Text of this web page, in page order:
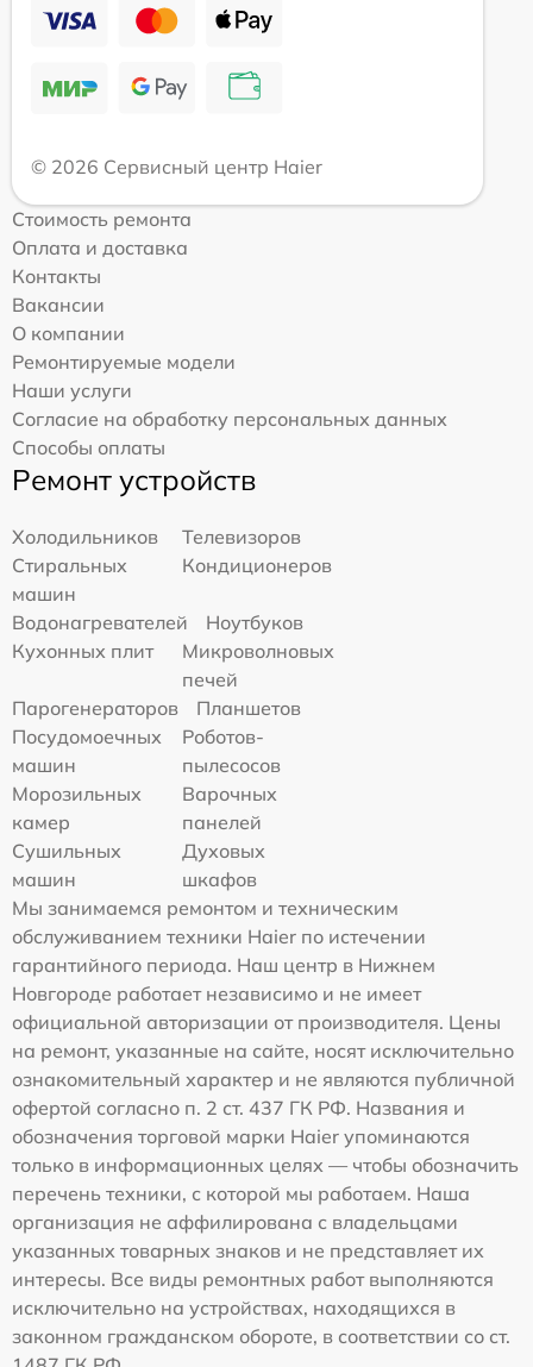
© 2026 Сервисный центр Haier
Стоимость ремонта
Оплата и доставка
Контакты
Вакансии
О компании
Ремонтируемые модели
Наши услуги
Согласие на обработку персональных данных
Способы оплаты
Ремонт устройств
Холодильников
Телевизоров
Стиральных
машин
Кондиционеров
Водонагревателей
Ноутбуков
Кухонных плит
Микроволновых
печей
Парогенераторов
Планшетов
Посудомоечных
машин
Роботов-
пылесосов
Морозильных
камер
Варочных
панелей
Сушильных
машин
Духовых
шкафов
Мы занимаемся ремонтом и техническим
обслуживанием техники Haier по истечении
гарантийного периода. Наш центр в Нижнем
Новгороде работает независимо и не имеет
официальной авторизации от производителя. Цены
на ремонт, указанные на сайте, носят исключительно
ознакомительный характер и не являются публичной
офертой согласно п. 2 ст. 437 ГК РФ. Названия и
обозначения торговой марки Haier упоминаются
только в информационных целях — чтобы обозначить
перечень техники, с которой мы работаем. Наша
организация не аффилирована с владельцами
указанных товарных знаков и не представляет их
интересы. Все виды ремонтных работ выполняются
исключительно на устройствах, находящихся в
законном гражданском обороте, в соответствии со ст.